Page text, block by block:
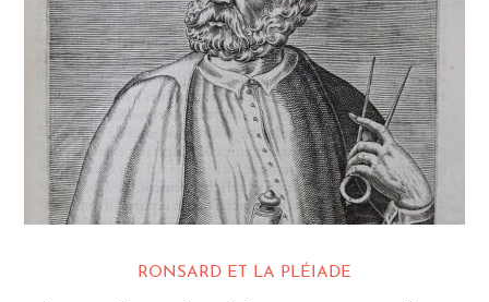
RONSARD ET LA PLÉIADE